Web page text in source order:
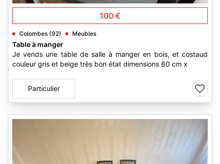
100 €
Colombes (92) Meubles
Table à manger
Je vends une table de salle à manger en bois, et costaud
couleur gris et beige très bon état dimensions 80 cm x
Particulier